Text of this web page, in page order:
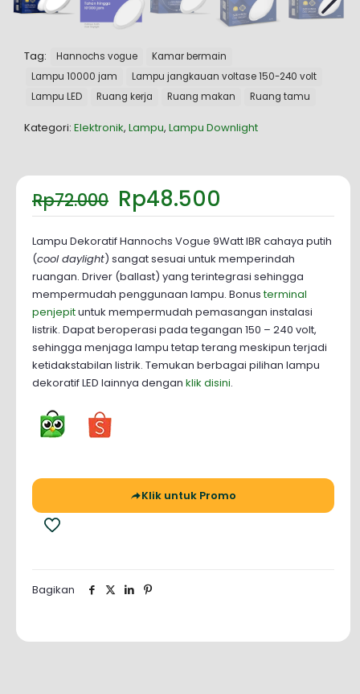
Tag: Hannochs vogue
Kamar bermain
Lampu 10000 jam
Lampu jangkauan voltase 150-240 volt
Lampu LED
Ruang kerja Ruang makan Ruang tamu
Kategori: Elektronik, Lampu, Lampu Downlight
Rp72.000 Harga
aslinya
Rp72.000.
Rp48.500saat
adalah:
Rp48.500.
Lampu Dekoratif Hannochs Vogue 9Watt IBR cahaya putih
(cool daylight) sangat sesuai untuk memperindah
ruangan. Driver (ballast) yang terintegrasi sehingga
mempermudah penggunaan lampu. Bonusterminal
penjepituntuk mempermudah pemasangan instalasi
listrik. Dapat beroperasi pada tegangan 150 – 240 volt,
sehingga menjaga lampu tetap terang meskipun terjadi
ketidakstabilan listrik. Temukan berbagai pilihan lampu
dekoratif LED lainnya dengan klik disini.
Klik untuk Promo
Bagikan